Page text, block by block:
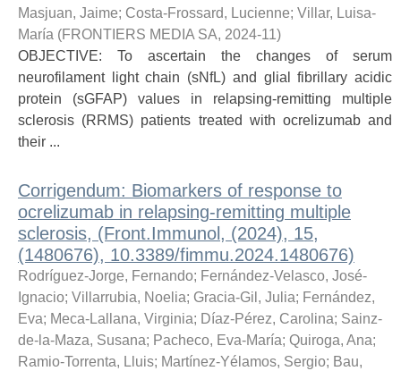
Masjuan, Jaime; Costa-Frossard, Lucienne; Villar, Luisa-
María (FRONTIERS MEDIA SA, 2024-11)
OBJECTIVE: To ascertain the changes of serum
neurofilament light chain (sNfL) and glial fibrillary acidic
protein (sGFAP) values in relapsing-remitting multiple
sclerosis (RRMS) patients treated with ocrelizumab and
their ...
Corrigendum: Biomarkers of response to
ocrelizumab in relapsing-remitting multiple
sclerosis, (Front.Immunol, (2024), 15,
(1480676), 10.3389/fimmu.2024.1480676)
Rodríguez-Jorge, Fernando; Fernández-Velasco, José-
Ignacio; Villarrubia, Noelia; Gracia-Gil, Julia; Fernández,
Eva; Meca-Lallana, Virginia; Díaz-Pérez, Carolina; Sainz-
de-la-Maza, Susana; Pacheco, Eva-María; Quiroga, Ana;
Ramio-Torrenta, Lluis; Martínez-Yélamos, Sergio; Bau,